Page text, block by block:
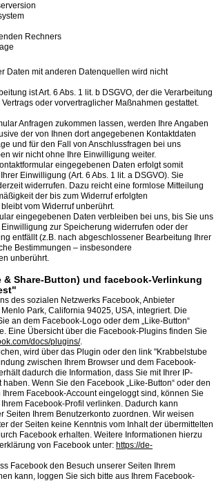
Rechners
Daten mit anderen Datenquellen wird nicht
ist Art. 6 Abs. 1 lit. b DSGVO, der die Verarbeitung
oder vorvertraglicher Maßnahmen gestattet.
Anfragen zukommen lassen, werden Ihre Angaben
der von Ihnen dort angegebenen Kontaktdaten
und für den Fall von Anschlussfragen bei uns
wir nicht ohne Ihre Einwilligung weiter.
eingegebenen Daten erfolgt somit
Einwilligung (Art. 6 Abs. 1 lit. a DSGVO). Sie
widerrufen. Dazu reicht eine formlose Mitteilung
der bis zum Widerruf erfolgten
vom Widerruf unberührt.
eingegebenen Daten verbleiben bei uns, bis Sie uns
zur Speicherung widerrufen oder der
entfällt (z.B. nach abgeschlossener Bearbeitung Ihrer
Bestimmungen – insbesondere
unberührt.
Share-Button) und facebook-Verlinkung
des sozialen Netzwerks Facebook, Anbieter
Park, California 94025, USA, integriert. Die
an dem Facebook-Logo oder dem „Like-Button“
Eine Übersicht über die Facebook-Plugins finden Sie
docs/plugins/.
wird über das Plugin oder den link "Krabbelstube
zwischen Ihrem Browser und dem Facebook-
dadurch die Information, dass Sie mit Ihrer IP-
Wenn Sie den Facebook „Like-Button“ oder den
Facebook-Account eingeloggt sind, können Sie
Facebook-Profil verlinken. Dadurch kann
Seiten Ihrem Benutzerkonto zuordnen. Wir weisen
der Seiten keine Kenntnis vom Inhalt der übermittelten
Facebook erhalten. Weitere Informationen hierzu
von Facebook unter: https://de-
Facebook den Besuch unserer Seiten Ihrem
kann, loggen Sie sich bitte aus Ihrem Facebook-